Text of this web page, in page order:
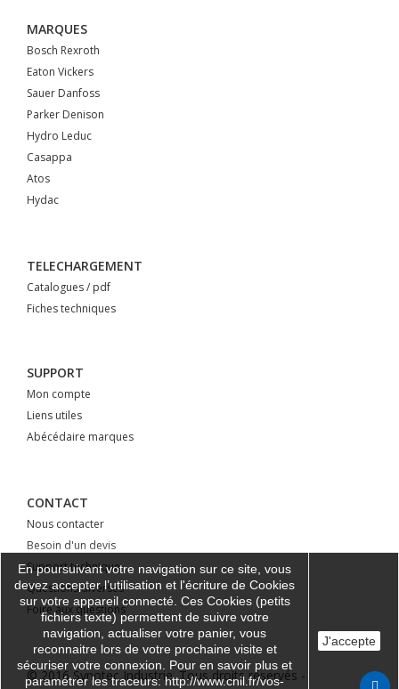
MARQUES
Bosch Rexroth
Eaton Vickers
Sauer Danfoss
Parker Denison
Hydro Leduc
Casappa
Atos
Hydac
TELECHARGEMENT
Catalogues / pdf
Fiches techniques
SUPPORT
Mon compte
Liens utiles
Abécédaire marques
CONTACT
Nous contacter
Besoin d'un devis
Support technique
Questions diverses
Foire aux questions
© 2016 Synotec Industrie. Tous droits réservés -
En poursuivant votre navigation sur ce site, vous
devez accepter l’utilisation et l'écriture de Cookies
sur votre appareil connecté. Ces Cookies (petits
fichiers texte) permettent de suivre votre
navigation, actualiser votre panier, vous
reconnaitre lors de votre prochaine visite et
sécuriser votre connexion. Pour en savoir plus et
paramétrer les traceurs: http://www.cnil.fr/vos-
J'accepte